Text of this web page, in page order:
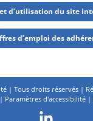
d’utilisation du site
d’emploi des
| Tous droits réservés |
Paramètres d'accessibilité|